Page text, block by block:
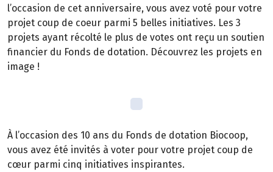
l’occasion de cet anniversaire, vous avez voté pour votre
projet coup de coeur parmi 5 belles initiatives. Les 3
projets ayant récolté le plus de votes ont reçu un soutien
financier du Fonds de dotation. Découvrez les projets en
image !
À l’occasion des 10 ans du Fonds de dotation Biocoop,
vous avez été invités à voter pour votre projet coup de
cœur parmi cinq initiatives inspirantes.